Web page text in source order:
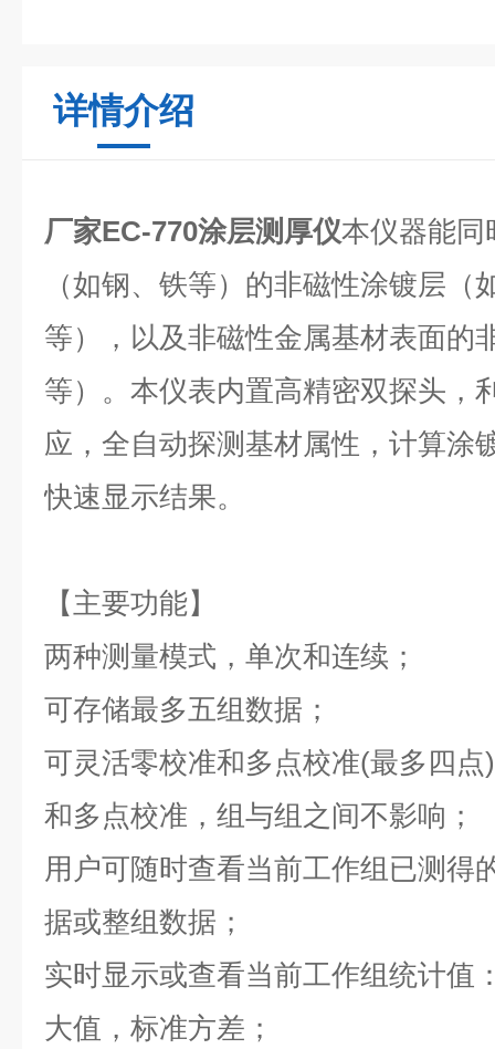
详情介绍
厂家EC-770涂层测厚仪本仪器能同
（如钢、铁等）的非磁性涂镀层（
等），以及非磁性金属基材表面的
等）。本仪表内置高精密双探头，
应，全自动探测基材属性，计算涂
快速显示结果。
【主要功能】
两种测量模式，单次和连续；
可存储最多五组数据；
可灵活零校准和多点校准(最多四
和多点校准，组与组之间不影响；
用户可随时查看当前工作组已测得
据或整组数据；
实时显示或查看当前工作组统计值
大值，标准方差；